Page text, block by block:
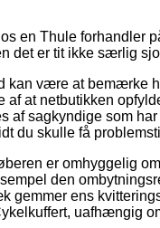
en Thule forhandler
det er tit ikke særlig
kan være at bemærke
at netbutikken
af sagkyndige som
du skulle få
er omhyggelig
den
gemmer ens
uafhængig